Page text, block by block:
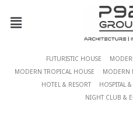
FUTURISTIC HOUSE
MODERN TROPICAL HOUSE
MODERN
HOTEL & RESORT
HOSPITAL
NIGHT CLUB &